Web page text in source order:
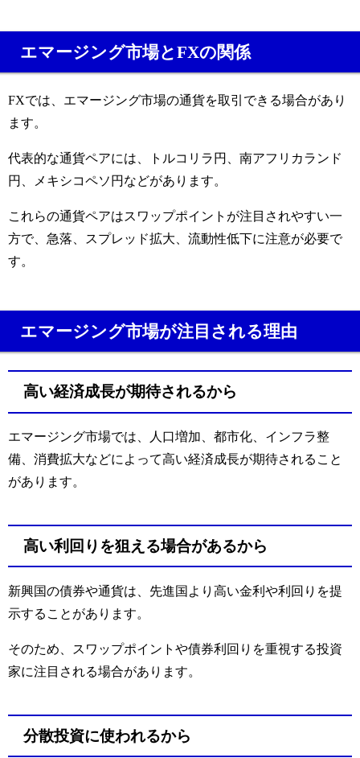
エマージング市場とFXの関係
FXでは、エマージング市場の通貨を取引できる場合があり
ます。
代表的な通貨ペアには、トルコリラ円、南アフリカランド
円、メキシコペソ円などがあります。
これらの通貨ペアはスワップポイントが注目されやすい一
方で、急落、スプレッド拡大、流動性低下に注意が必要で
す。
エマージング市場が注目される理由
高い経済成長が期待されるから
エマージング市場では、人口増加、都市化、インフラ整
備、消費拡大などによって高い経済成長が期待されること
があります。
高い利回りを狙える場合があるから
新興国の債券や通貨は、先進国より高い金利や利回りを提
示することがあります。
そのため、スワップポイントや債券利回りを重視する投資
家に注目される場合があります。
分散投資に使われるから